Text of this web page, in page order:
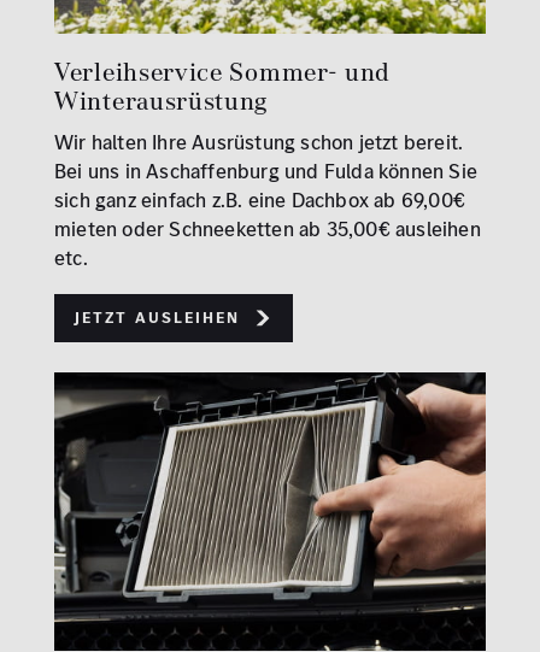
Verleihservice Sommer- und
Winterausrüstung
Wir halten Ihre Ausrüstung schon jetzt bereit.
Bei uns in Aschaffenburg und Fulda können Sie
sich ganz einfach z.B. eine Dachbox ab 69,00€
mieten oder Schneeketten ab 35,00€ ausleihen
etc.
Jetzt ausleihen